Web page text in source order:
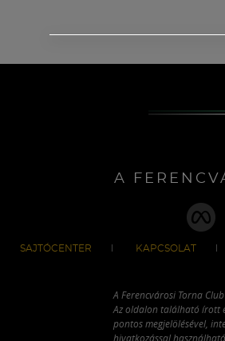
A
SAJTÓCENTER KAPCSOLAT
A Ferencvárosi Torna
Az oldalon található írott
pontos megjelölésével,
hivatkozással